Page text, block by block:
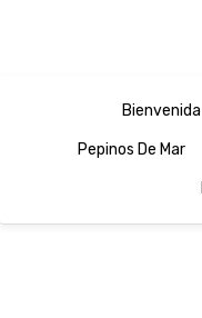
Bienvenida
Pepinos De Mar